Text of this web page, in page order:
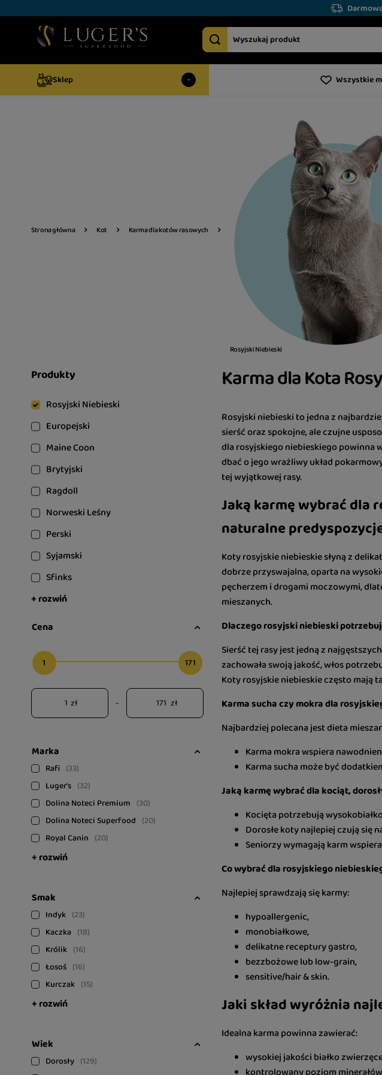
Sklep Wszystkie
Strona główna Kot Karma dla kotów rasowych
Rosyjski Niebieski
Produkty
Rosyjski Niebieski
Europejski
Maine Coon
Brytyjski
Ragdoll
Norweski Leśny
Perski
Syjamski
Sfinks
+ rozwiń
Cena
zł - zł
1 171
Marka
Rafi
33
Luger's
32
Dolina Noteci Premium
30
Dolina Noteci Superfood
20
Royal Canin
20
+ rozwiń
Smak
Indyk
23
Kaczka
18
Królik
16
Łosoś
16
Kurczak
15
+ rozwiń
Wiek
Dorosły
129
Karma dla Kota
Rosyjski niebieski to jedna z
sierść oraz spokojne, ale czujne
dla rosyjskiego niebieskiego powinna
dbać o jego wrażliwy układ
tej wyjątkowej rasy.
Jaką karmę wybrać dla
naturalne
Koty rosyjskie niebieskie słyną z
dobrze przyswajalna, oparta na
pęcherzem i drogami moczowymi,
mieszanych.
Dlaczego rosyjski niebieski
Sierść tej rasy jest jedną z
zachowała swoją jakość, włos
Koty rosyjskie niebieskie często mają
Karma sucha czy mokra dla
Najbardziej polecana jest dieta
Karma mokra wspiera
Karma sucha może być
Jaką karmę wybrać dla kociąt,
Kocięta potrzebują
Dorosłe koty najlepiej czują się
Seniorzy wymagają karm
Co wybrać dla rosyjskiego
Najlepiej sprawdzają się karmy:
hypoallergenic,
monobiałkowe,
delikatne receptury gastro,
bezzbożowe lub low-grain,
sensitive/hair & skin.
Jaki skład wyróżnia
Idealna karma powinna zawierać:
wysokiej jakości białko